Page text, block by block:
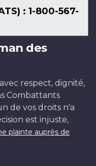
: 1-800-567-
des
respect, dignité,
Combattants
de vos droits n'a
est injuste,
plainte auprès de